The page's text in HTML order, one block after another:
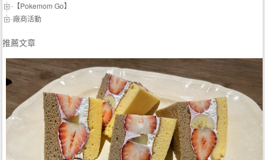
【Pokemom Go】
廠商活動
推薦文章